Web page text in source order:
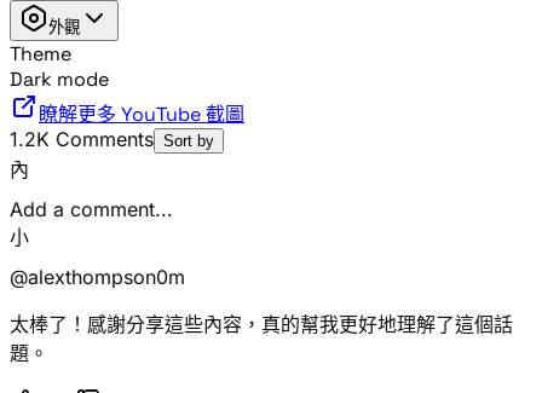
外觀
Theme
Dark mode
瞭解更多 YouTube 截圖
1.2K Comments Sort by
內
Add a comment...
小
@alexthompson0m
太棒了！感謝分享這些內容，真的幫我更好地理解了這個話
題。